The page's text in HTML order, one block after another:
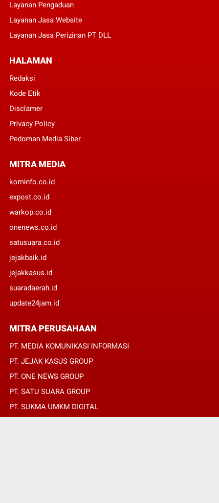
Layanan Pengaduan
Layanan Jasa Website
Layanan Jasa Perizinan PT DLL
HALAMAN
Redaksi
Kode Etik
Disclamer
Privacy Policy
Pedoman Media Siber
MITRA MEDIA
kominfo.co.id
expost.co.id
warkop.co.id
onenews.co.id
satusuara.co.id
jejakbaik.id
jejakkasus.id
suaradaerah.id
update24jam.id
MITRA PERUSAHAAN
PT. MEDIA KOMUNIKASI INFORMASI
PT. JEJAK KASUS GROUP
PT. ONE NEWS GROUP
PT. SATU SUARA GROUP
PT. SUKMA UMKM DIGITAL